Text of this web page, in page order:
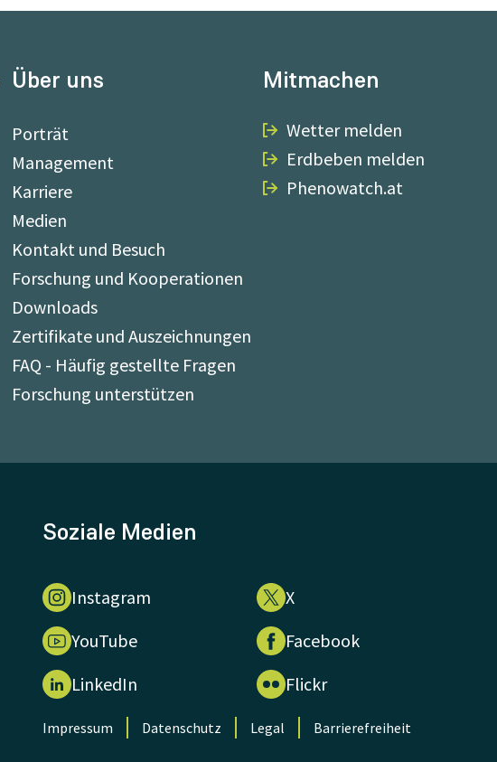
Über uns
Porträt
Management
Karriere
Medien
Kontakt und Besuch
Forschung und Kooperationen
Downloads
Zertifikate und Auszeichnungen
FAQ - Häufig gestellte Fragen
Forschung unterstützen
Mitmachen
Wetter melden
Erdbeben melden
Phenowatch.at
Soziale Medien
Instagram
X
YouTube
Facebook
LinkedIn
Flickr
Impressum Datenschutz Legal Barrierefreiheit